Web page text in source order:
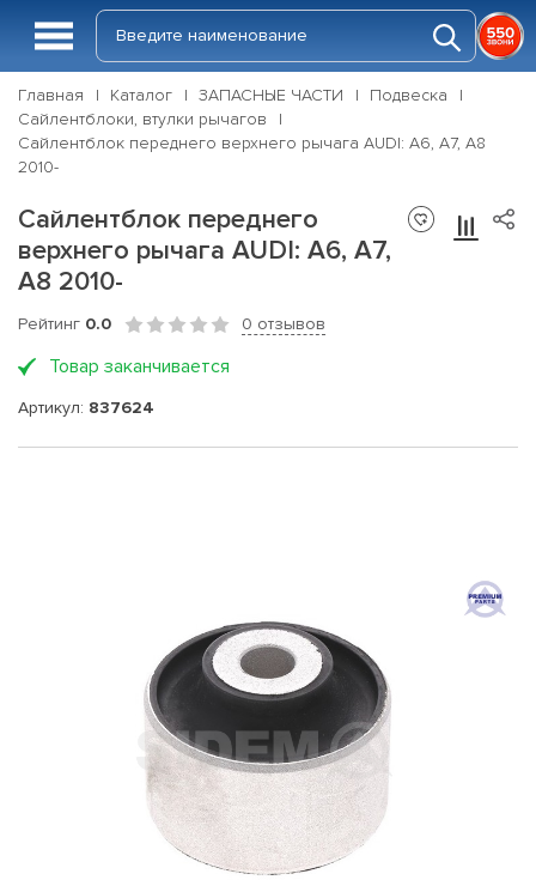
Главная Каталог ЗАПАСНЫЕ ЧАСТИ
Подвеска
Сайлентблоки, втулки рычагов
Сайлентблок переднего верхнего рычага AUDI: A6, A7, A8
2010-
Сайлентблок переднего
верхнего рычага AUDI: A6, A7,
A8 2010-
Рейтинг 0.0 0 отзывов
Товар заканчивается
Артикул: 837624